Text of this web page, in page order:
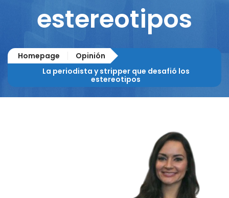
estereotipos
Homepage
Opinión
La periodista y stripper que desafió los
estereotipos